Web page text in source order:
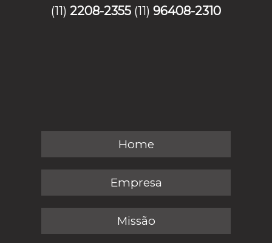
(11) 2208-2355 (11) 96408-2310
Home
Empresa
Missão